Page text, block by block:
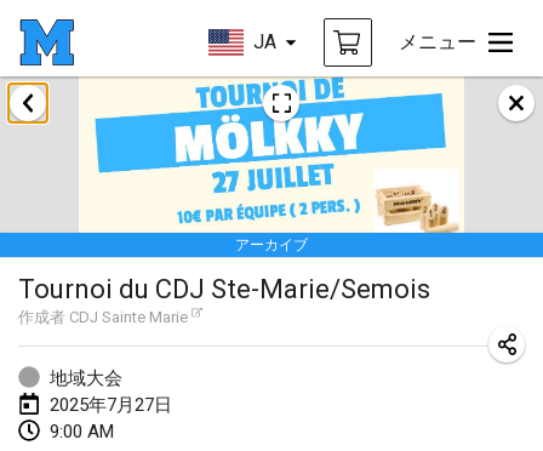
JA メニュー
アーカイブ
Tournoi du CDJ Ste-Marie/Semois
作成者 CDJ Sainte Marie
地域大会
2025年7月27日
9:00 AM
2025年1月
Tournoi Mixte ASPTTOM
フランス
Indoor Polish Open 2025 - Singles
2025年1月18日 | ポーランド
Tournoi de St Max
2025年1月19日
Indoor Polish Open 2025 - Doubles